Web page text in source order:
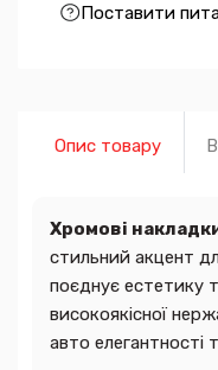
Поставити
Опис товару
Хромові
стильний акцент
поєднує естетику
високоякісної
авто елегантності